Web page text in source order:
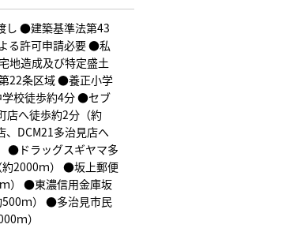
し ●建築基準法第43
る許可申請必要 ●私
地造成及び特定盛土
22条区域 ●養正小学
校徒歩約4分 ●セブ
店へ徒歩約2分（約
DCM21多治見店へ
●ドラッグスギヤマ多
2000ｍ） ●坂上郵便
） ●東濃信用金庫坂
500ｍ） ●多治見市民
ｍ）